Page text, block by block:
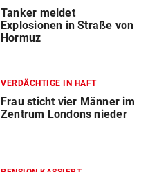
Tanker meldet
Explosionen in Straße von
Hormuz
VERDÄCHTIGE IN HAFT
Frau sticht vier Männer im
Zentrum Londons nieder